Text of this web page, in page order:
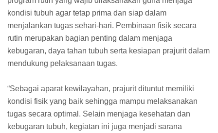
kondisi tubuh agar tetap prima dan siap dalam
menjalankan tugas sehari-hari. Pembinaan fisik secara
rutin merupakan bagian penting dalam menjaga
kebugaran, daya tahan tubuh serta kesiapan prajurit dalam
mendukung pelaksanaan tugas.
“Sebagai aparat kewilayahan, prajurit dituntut memiliki
kondisi fisik yang baik sehingga mampu melaksanakan
tugas secara optimal. Selain menjaga kesehatan dan
kebugaran tubuh, kegiatan ini juga menjadi sarana